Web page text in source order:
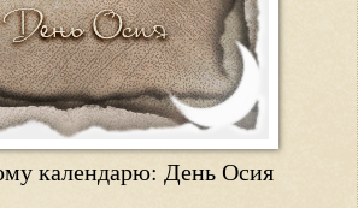
календарю: День Осия